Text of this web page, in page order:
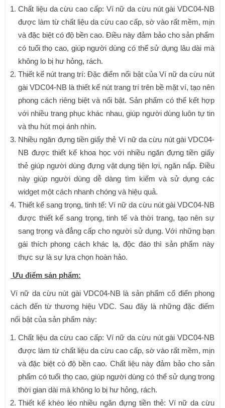
Chất liệu da cừu cao cấp: Ví nữ da cừu nút gài VDC04-NB
được làm từ chất liệu da cừu cao cấp, sờ vào rất mềm, mịn
và đặc biệt có độ bền cao. Điều này đảm bảo cho sản phẩm
có tuổi thọ cao, giúp người dùng có thể sử dụng lâu dài mà
không lo bị hư hỏng, rách.
Thiết kế nút trang trí: Đặc điểm nổi bật của Ví nữ da cừu nút
gài VDC04-NB là thiết kế nút trang trí trên bề mặt ví, tạo nên
phong cách riêng biệt và nổi bật. Sản phẩm có thể kết hợp
với nhiều trang phục khác nhau, giúp người dùng luôn tự tin
và thu hút mọi ánh nhìn.
Nhiều ngăn đựng tiền giấy thẻ Ví nữ da cừu nút gài VDC04-
NB được thiết kế khoa học với nhiều ngăn đựng tiền giấy
thẻ giúp người dùng đựng vật dụng tiện lợi, ngăn nắp. Điều
này giúp người dùng dễ dàng tìm kiếm và sử dụng các
widget một cách nhanh chóng và hiệu quả.
Thiết kế sang trọng, tinh tế: Ví nữ da cừu nút gài VDC04-NB
được thiết kế sang trọng, tinh tế và thời trang, tạo nên sự
sang trọng và đẳng cấp cho người sử dụng. Với những bạn
gái thích phong cách khác lạ, độc đáo thì sản phẩm này
thực sự là sự lựa chọn hoàn hảo.
Ưu điểm sản phẩm:
Ví nữ da cừu nút gài VDC04-NB là sản phẩm cổ điển phong
cách đến từ thương hiệu VDC. Sau đây là những đặc điểm
nổi bật của sản phẩm này:
Chất liệu da cừu cao cấp: Ví nữ da cừu nút gài VDC04-NB
được làm từ chất liệu da cừu cao cấp, sờ vào rất mềm, mịn
và đặc biệt có độ bền cao. Chất liệu này đảm bảo cho sản
phẩm có tuổi thọ cao, giúp người dùng có thể sử dụng trong
thời gian dài mà không lo bị hư hỏng, rách.
Thiết kế khéo léo nhiều ngăn đựng tiền thẻ: Ví nữ da cừu